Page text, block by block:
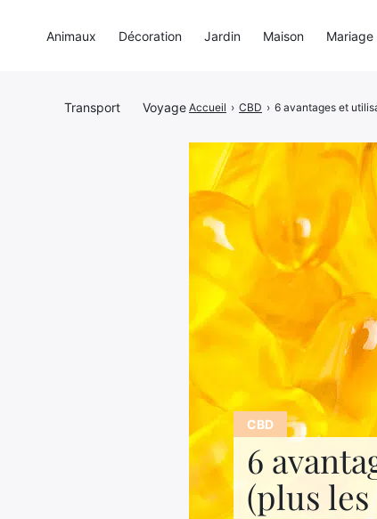
CBD
6
(plus
Accueil › CBD › 6 avantages et
Animaux Décoration Jardin Maison Mariage
Transport Voyage
Rechercher